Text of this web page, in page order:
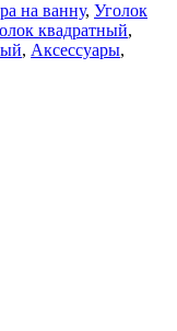
на ванну, Уголок
квадратный,
, Аксессуары,